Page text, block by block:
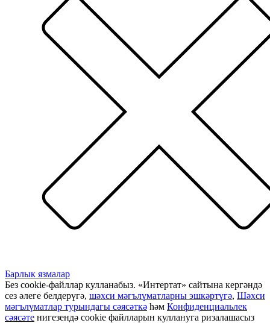
Барлык язмалар
Без cookie-файллар кулланабыз. «Интертат» сайтына кергәндә
сез әлеге белдерүгә, шәхси мәгълүматларны эшкәртүгә, Шәхси
мәгълүматлар турындагы сәясәткә һәм Конфиденциальлек
сәясәте нигезендә cookie файлларын куллануга ризалашасыз